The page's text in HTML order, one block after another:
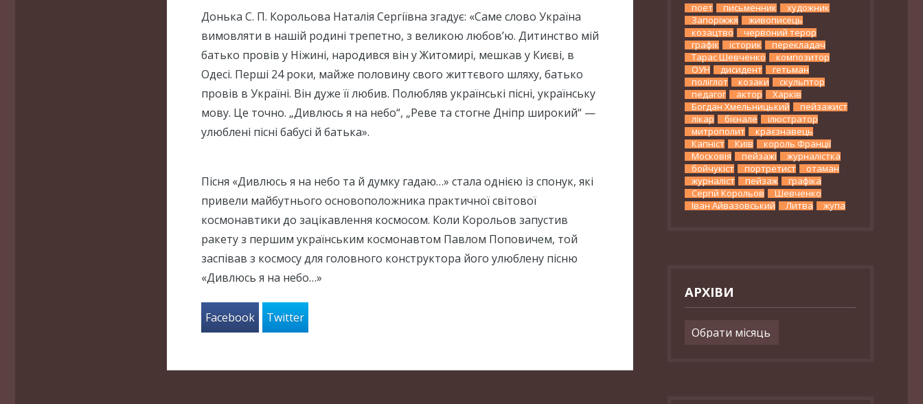
Донька С. П. Корольова Наталія Сергіївна згадує: «Саме слово Україна
вимовляти в нашій родині трепетно, з великою любов’ю. Дитинство мій
батько провів у Ніжині, народився він у Житомирі, мешкав у Києві, в
Одесі. Перші 24 роки, майже половину свого життєвого шляху, батько
провів в Україні. Він дуже її любив. Полюбляв українські пісні, українську
мову. Це точно. „Дивлюсь я на небо“, „Реве та стогне Дніпр широкий“ —
улюблені пісні бабусі й батька».
Пісня «Дивлюсь я на небо та й думку гадаю…» стала однією із спонук, які
привели майбутнього основоположника практичної світової
космонавтики до зацікавлення космосом. Коли Корольов запустив
ракету з першим українським космонавтом Павлом Поповичем, той
заспівав з космосу для головного конструктора його улюблену пісню
«Дивлюсь я на небо…»
Facebook Twitter
поет письменник
художник
Запоріжжя
живописець
козацтво
червоний терор
графік
історик
перекладач
Тарас Шевченко
композитор
ОУН
дисидент
гетьман
поліглот
козаки
скульптор
педагог
актор
Харків
Богдан Хмельницький
пейзажист
лікар
бієнале
ілюстратор
митрополит
краєзнавець
Капніст
Київ
король Франції
Московія
пейзажі
журналістка
бойчукіст
портретист
отаман
журналіст
пейзаж
графіка
Сергій Корольов
Шевченко
Іван Айвазовський
Литва жупа
АРХІВИ
Архіви